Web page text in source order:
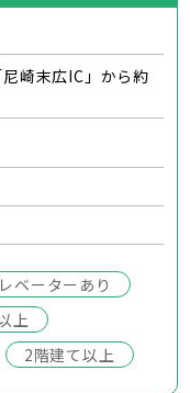
崎末広IC」から約
ベーターあり
上
2階建て以上